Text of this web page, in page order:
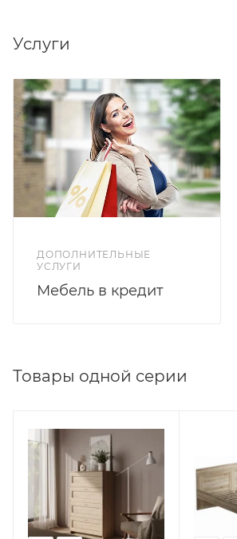
Услуги
ДОПОЛНИТЕЛЬНЫЕ
УСЛУГИ
Мебель в кредит
Товары одной серии